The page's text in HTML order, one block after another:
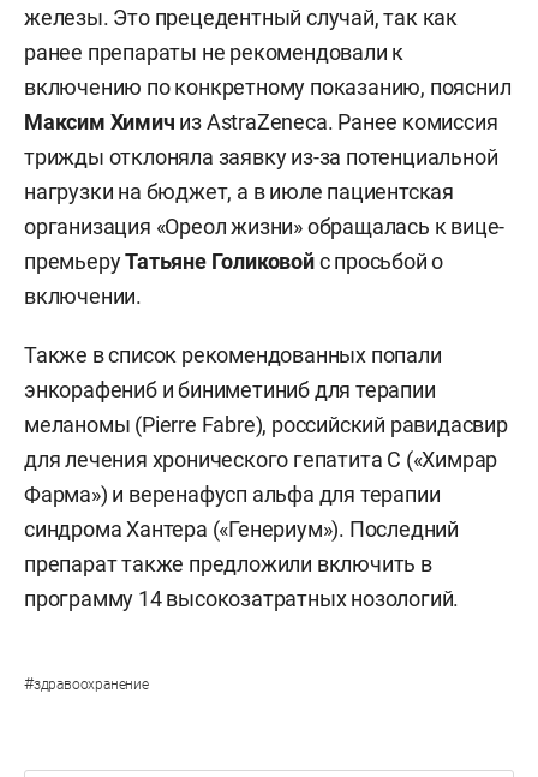
железы. Это прецедентный случай, так как
ранее препараты не рекомендовали к
включению по конкретному показанию, пояснил
Максим Химич из AstraZeneca. Ранее комиссия
трижды отклоняла заявку из-за потенциальной
нагрузки на бюджет, а в июле пациентская
организация «Ореол жизни» обращалась к вице-
премьеруТатьяне Голиковойс просьбой о
включении.
Также в список рекомендованных попали
энкорафениб и биниметиниб для терапии
меланомы (Pierre Fabre), российский равидасвир
для лечения хронического гепатита С («Химрар
Фарма») и веренафусп альфа для терапии
синдрома Хантера («Генериум»). Последний
препарат также предложили включить в
программу 14 высокозатратных нозологий.
#здравоохранение